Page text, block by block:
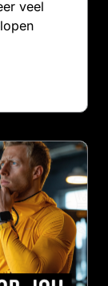
veel